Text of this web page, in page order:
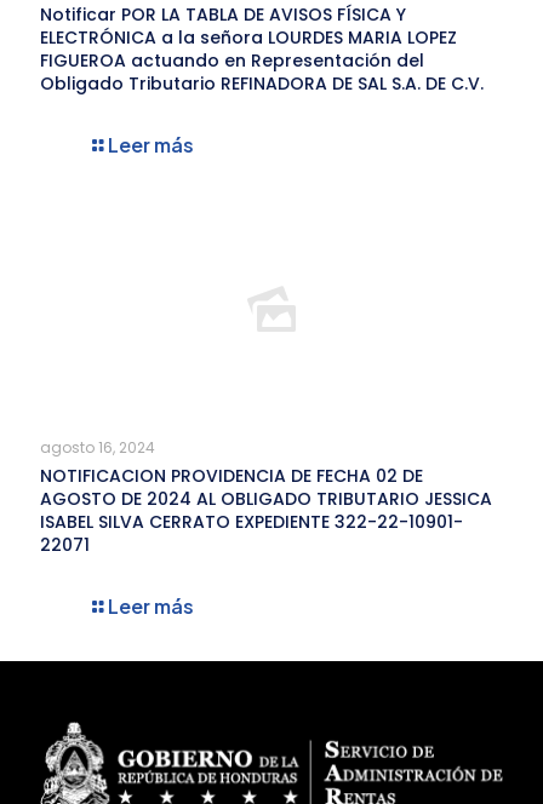
Notificar POR LA TABLA DE AVISOS FÍSICA Y
ELECTRÓNICA a la señora LOURDES MARIA LOPEZ
FIGUEROA actuando en Representación del
Obligado Tributario REFINADORA DE SAL S.A. DE C.V.
Leer más
agosto 16, 2024
NOTIFICACION PROVIDENCIA DE FECHA 02 DE
AGOSTO DE 2024 AL OBLIGADO TRIBUTARIO JESSICA
ISABEL SILVA CERRATO EXPEDIENTE 322-22-10901-
22071
Leer más